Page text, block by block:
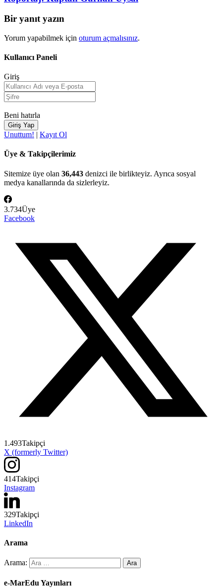
Bir yanıt yazın
Yorum yapabilmek için oturum açmalısınız.
Kullanıcı Paneli
Giriş
Beni hatırla
Unuttum! | Kayıt Ol
Üye & Takipçilerimiz
Sitemize üye olan 36,443 denizci ile birlikteyiz. Ayrıca sosyal
medya kanallarında da sizlerleyiz.
3.734Üye
Facebook
1.493Takipçi
X (formerly Twitter)
414Takipçi
Instagram
329Takipçi
LinkedIn
Arama
Arama:
e-MarEdu Yayınları